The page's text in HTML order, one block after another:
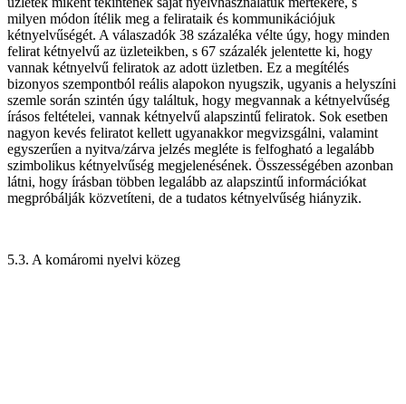
milyen módon ítélik meg a felirataik és kommunikációjuk
kétnyelvűségét. A válaszadók 38 százaléka vélte úgy, hogy minden
felirat kétnyelvű az üzleteikben, s 67 százalék jelentette ki, hogy
vannak kétnyelvű feliratok az adott üzletben. Ez a megítélés
bizonyos szempontból reális alapokon nyugszik, ugyanis a helyszíni
szemle során szintén úgy találtuk, hogy megvannak a kétnyelvűség
írásos feltételei, vannak kétnyelvű alapszintű feliratok. Sok esetben
nagyon kevés feliratot kellett ugyanakkor megvizsgálni, valamint
egyszerűen a nyitva/zárva jelzés megléte is felfogható a legalább
szimbolikus kétnyelvűség megjelenésének. Összességében azonban
látni, hogy írásban többen legalább az alapszintű információkat
megpróbálják közvetíteni, de a tudatos kétnyelvűség hiányzik.
5.3. A komáromi nyelvi közeg